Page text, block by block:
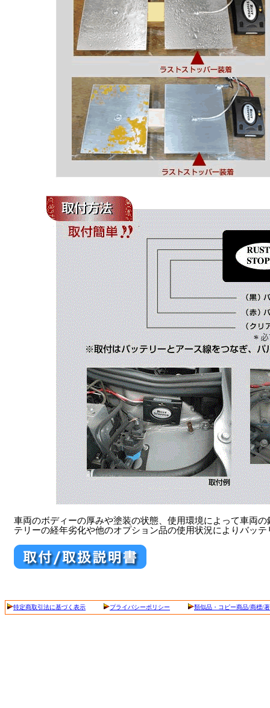
車両のボディーの厚みや塗装の状態、使用環境によって車両
テリーの経年劣化や他のオプション品の使用状況によりバッ
特定商取引法に基づく表示 プライバシーポリシー 類似品・コピー商品/商標/